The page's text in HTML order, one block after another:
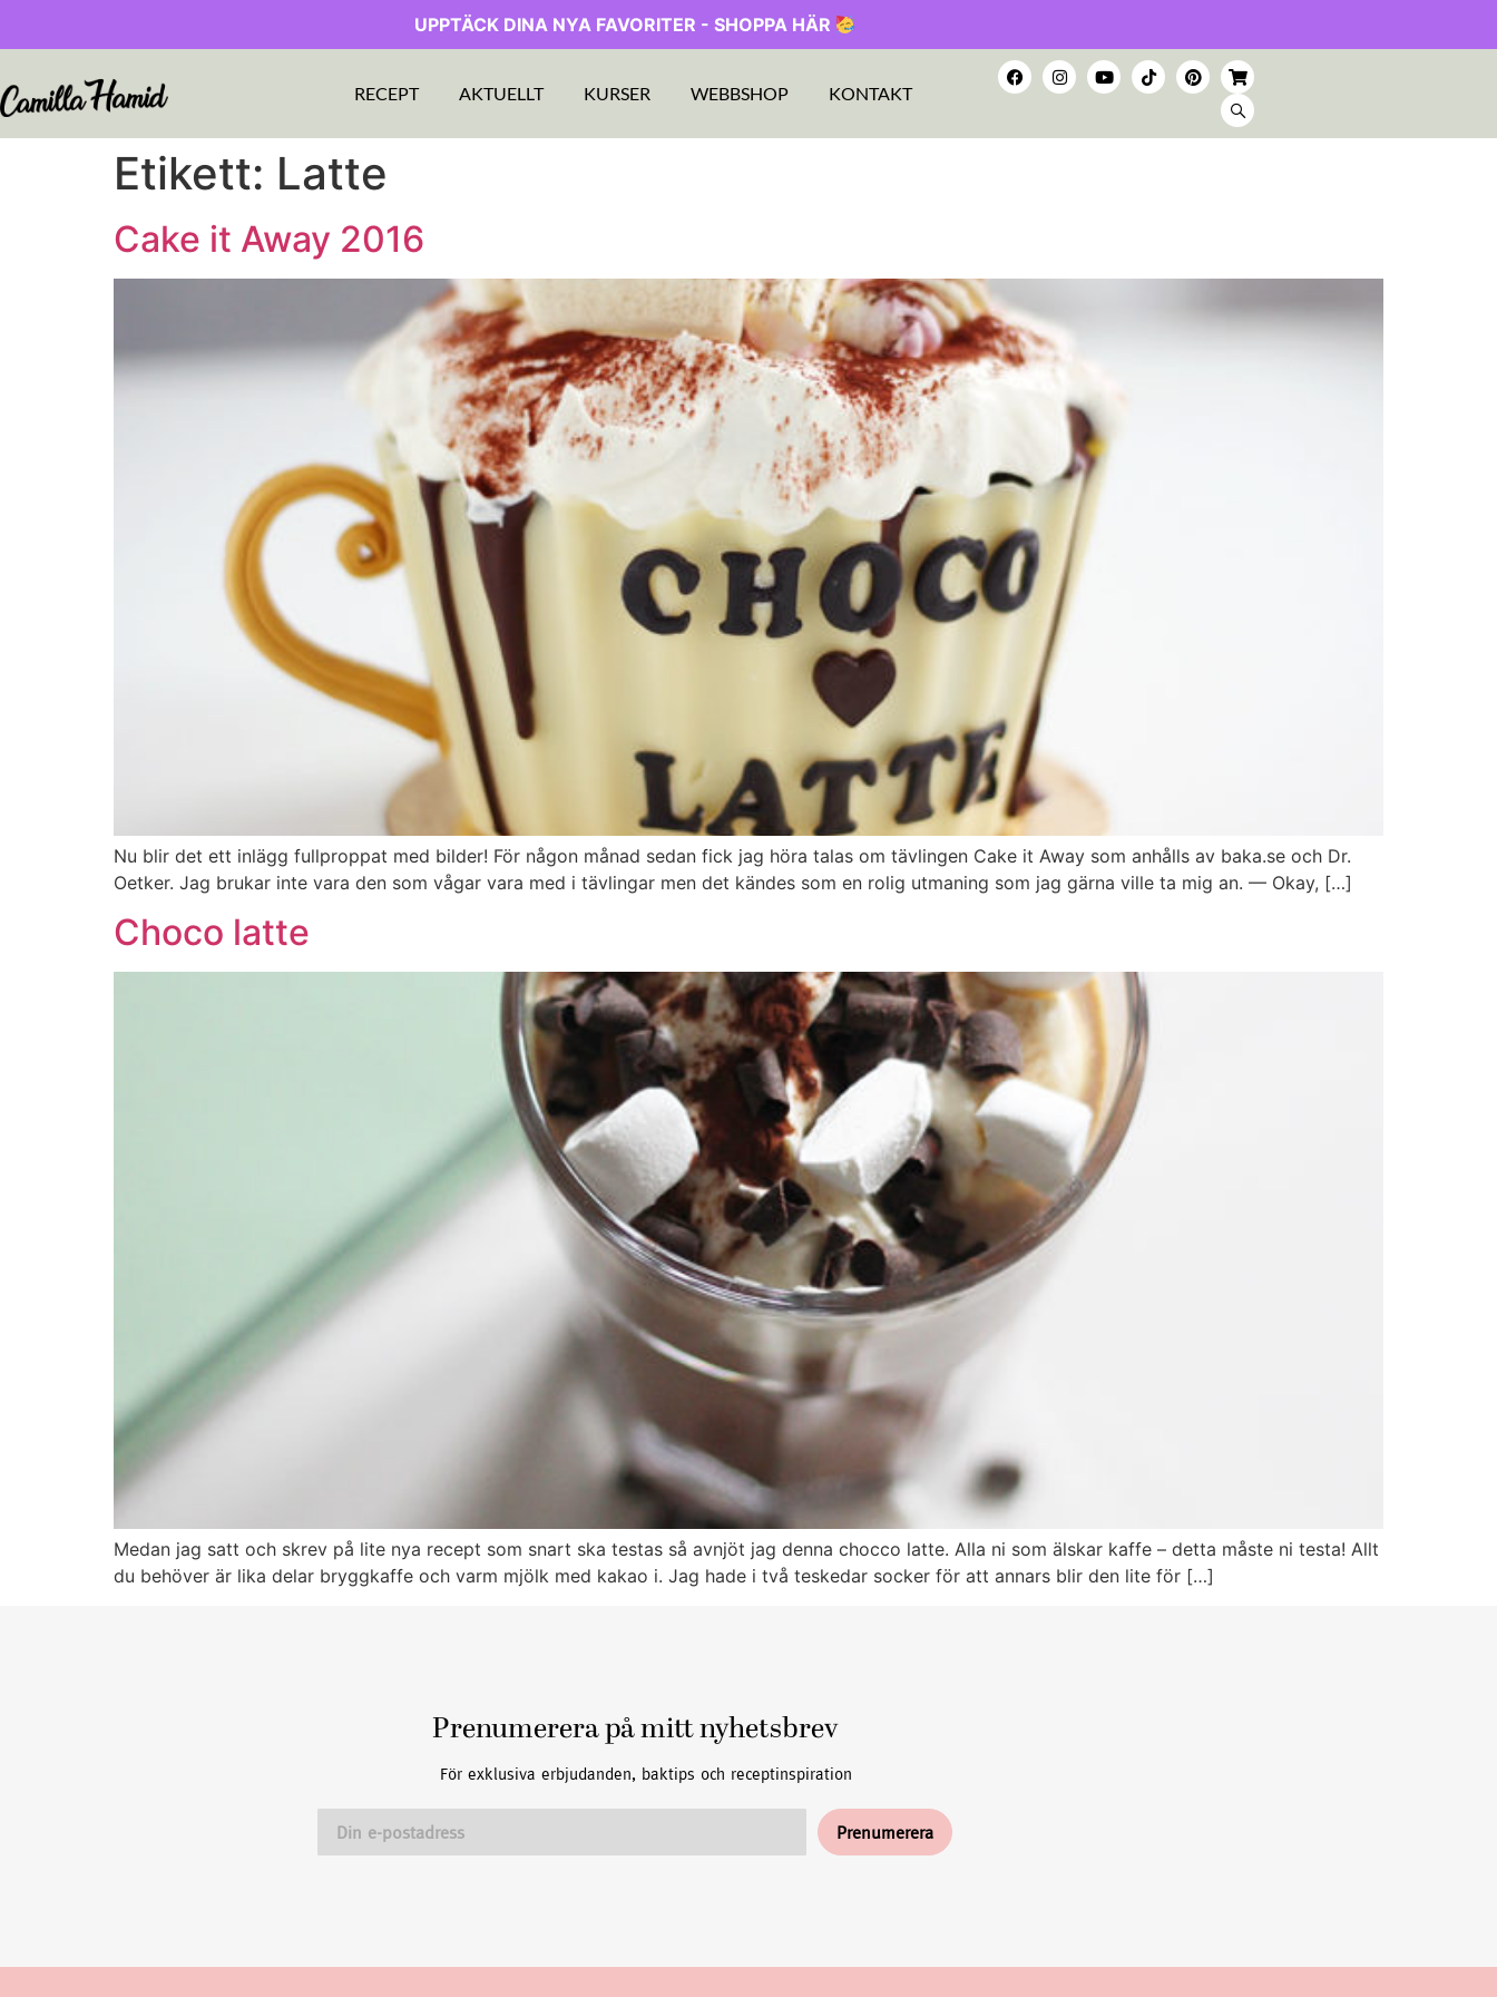
UPPTÄCK DINA NYA FAVORITER - SHOPPA HÄR
RECEPT AKTUELLT KURSER WEBBSHOP KONTAKT
Etikett: Latte
Cake it Away 2016
Nu blir det ett inlägg fullproppat med bilder! För någon månad sedan fick jag höra talas om tävlingen Cake it Away som anhålls av baka.se och Dr.
Oetker. Jag brukar inte vara den som vågar vara med i tävlingar men det kändes som en rolig utmaning som jag gärna ville ta mig an. — Okay, […]
Choco latte
Medan jag satt och skrev på lite nya recept som snart ska testas så avnjöt jag denna chocco latte. Alla ni som älskar kaffe – detta måste ni testa! Allt
du behöver är lika delar bryggkaffe och varm mjölk med kakao i. Jag hade i två teskedar socker för att annars blir den lite för […]
Prenumerera på mitt nyhetsbrev
För exklusiva erbjudanden, baktips och receptinspiration